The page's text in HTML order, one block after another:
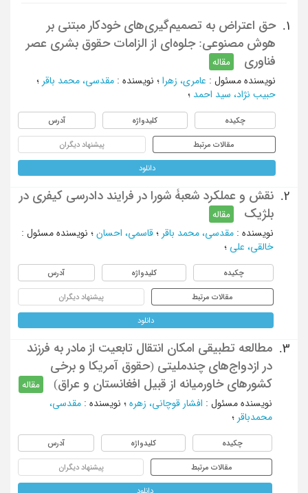
1.
حق اعتراض به تصمیم‌گیری‌های خودکار مبتنی بر
هوش مصنوعی: جلوه‌ای از الزامات حقوق بشری عصر
فناوری
مقاله
نویسنده مسئول : عامری، زهرا ؛ نویسنده : مقدسی، محمد باقر ؛
حبیب نژاد، سید احمد ؛
چکیده کلیدواژه آدرس
مقالات مرتبط پیشنهاد دیگران
دانلود
2.
نقش و عملکرد شعبۀ شورا در فرایند دادرسی کیفری در
بلژیک
مقاله
نویسنده : مقدسی، محمد باقر ؛ قاسمی، احسان ؛ نویسنده مسئول :
خالقی، علی ؛
چکیده کلیدواژه آدرس
مقالات مرتبط پیشنهاد دیگران
دانلود
3.
مطالعه تطبیقی امکان انتقال تابعیت از مادر به فرزند
در ازدواج‌های چندملیتی (حقوق آمریکا و برخی
کشورهای خاورمیانه از قبیل افغانستان و عراق)
مقاله
نویسنده مسئول : افشار قوچانی، زهره ؛ نویسنده : مقدسی،
محمدباقر ؛
چکیده کلیدواژه آدرس
مقالات مرتبط پیشنهاد دیگران
دانلود